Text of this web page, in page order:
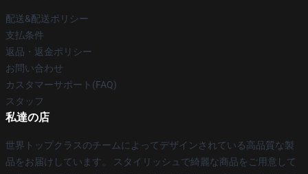
配送&配送ポリシー
支払条件
返品・返金ポリシー
お問い合わせ
カスタマーサポート(FAQ)
スタッフ
私達の店
世界トップクラスのチームによってデザインされている高品質な製
品をお届けしています。 スタイリッシュで綺麗な商品をご用意して